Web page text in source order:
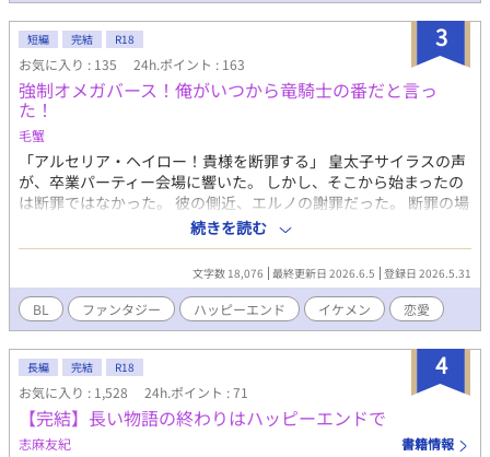
3
短編 完結 R18
お気に入り : 135 24h.ポイント : 163
強制オメガバース！俺がいつから竜騎士の番だと言っ
た！
毛蟹
「アルセリア・ヘイロー！貴様を断罪する」 皇太子サイラスの声
が、卒業パーティー会場に響いた。 しかし、そこから始まったの
は断罪ではなかった。 彼の側近、エルノの謝罪だった。 断罪の場
でエルノはサイラスの恋人のルチルの顰蹙を書い殺されかけた。
そして、目が覚めた時に彼はオメガになっていた。
続きを読む
文字数 18,076 最終更新日 2026.6.5 登録日 2026.5.31
BL ファンタジー ハッピーエンド イケメン 恋愛
4
長編 完結 R18
お気に入り : 1,528 24h.ポイント : 71
【完結】長い物語の終わりはハッピーエンドで
志麻友紀 書籍情報